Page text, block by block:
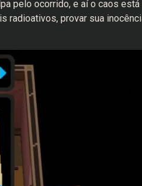
pelo ocorrido, e aí o caos está
radioativos, provar sua